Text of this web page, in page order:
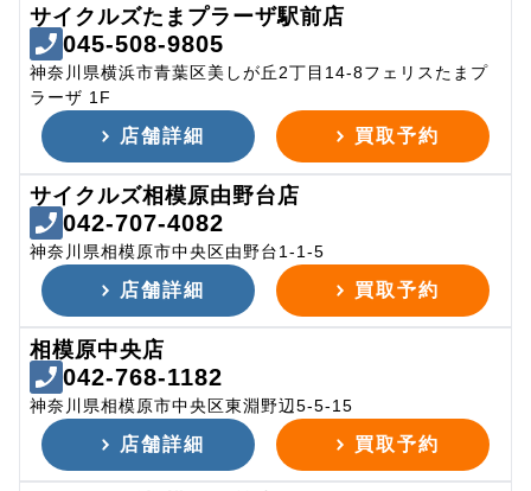
サイクルズたまプラーザ駅前店
045-508-9805
神奈川県横浜市青葉区美しが丘2丁目14-8フェリスたまプ
ラーザ 1F
店舗詳細 買取予約
サイクルズ相模原由野台店
042-707-4082
神奈川県相模原市中央区由野台1-1-5
店舗詳細 買取予約
相模原中央店
042-768-1182
神奈川県相模原市中央区東淵野辺5-5-15
店舗詳細 買取予約